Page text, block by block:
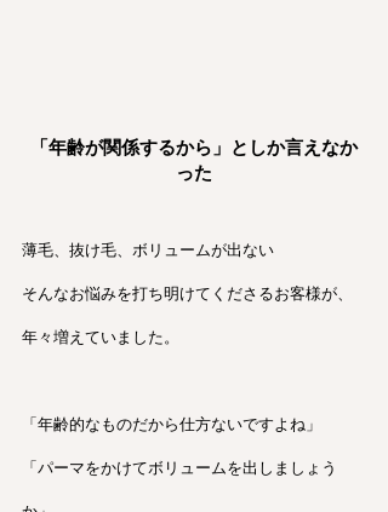
「年齢が関係するから」としか言えなか
った
薄毛、抜け毛、ボリュームが出ない
そんなお悩みを打ち明けてくださるお客様が、
年々増えていました。
「年齢的なものだから仕方ないですよね」
「パーマをかけてボリュームを出しましょう